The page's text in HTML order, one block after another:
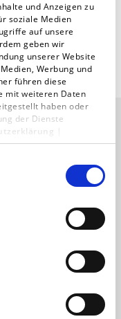
und Anzeigen zu
soziale Medien
auf unsere
geben wir
unserer Website
Werbung und
führen diese
mit weiteren Daten
haben oder
der Dienste